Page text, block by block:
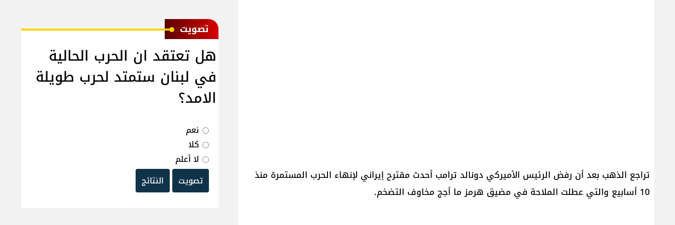
تراجع الذهب بعد أن رفض الرئيس الأميركي ​دونالد ترامب​ أحدث مقترح إيراني لإنهاء الحرب المستمرة منذ
10 أسابيع والتي عطلت الملاحة في ​مضيق هرمز​ ما أجج مخاوف التضخم.
ﺗﺼﻮﻳﺖ
هل تعتقد ان الحرب الحالية
في لبنان ستمتد لحرب طويلة
الامد؟
نعم
كلا
لا أعلم
تصويت
النتائج